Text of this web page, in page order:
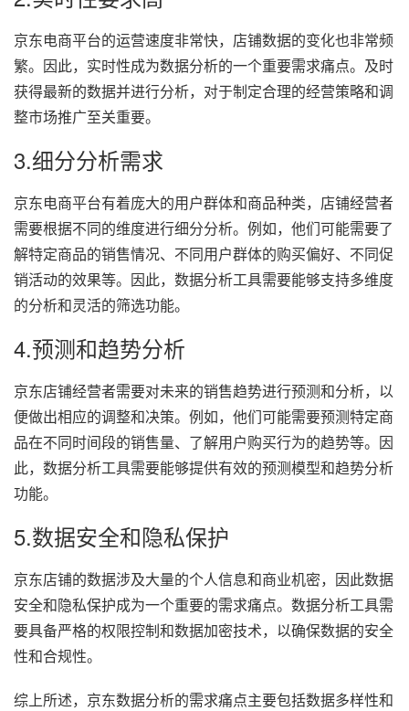
京东电商平台的运营速度非常快，店铺数据的变化也非常频
繁。因此，实时性成为数据分析的一个重要需求痛点。及时
获得最新的数据并进行分析，对于制定合理的经营策略和调
整市场推广至关重要。
3.细分分析需求
京东电商平台有着庞大的用户群体和商品种类，店铺经营者
需要根据不同的维度进行细分分析。例如，他们可能需要了
解特定商品的销售情况、不同用户群体的购买偏好、不同促
销活动的效果等。因此，数据分析工具需要能够支持多维度
的分析和灵活的筛选功能。
4.预测和趋势分析
京东店铺经营者需要对未来的销售趋势进行预测和分析，以
便做出相应的调整和决策。例如，他们可能需要预测特定商
品在不同时间段的销售量、了解用户购买行为的趋势等。因
此，数据分析工具需要能够提供有效的预测模型和趋势分析
功能。
5.数据安全和隐私保护
京东店铺的数据涉及大量的个人信息和商业机密，因此数据
安全和隐私保护成为一个重要的需求痛点。数据分析工具需
要具备严格的权限控制和数据加密技术，以确保数据的安全
性和合规性。
综上所述，京东数据分析的需求痛点主要包括数据多样性和